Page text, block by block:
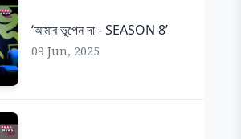
‘আমাৰ ভূপেন দা - SEASON 8’
09 Jun, 2025